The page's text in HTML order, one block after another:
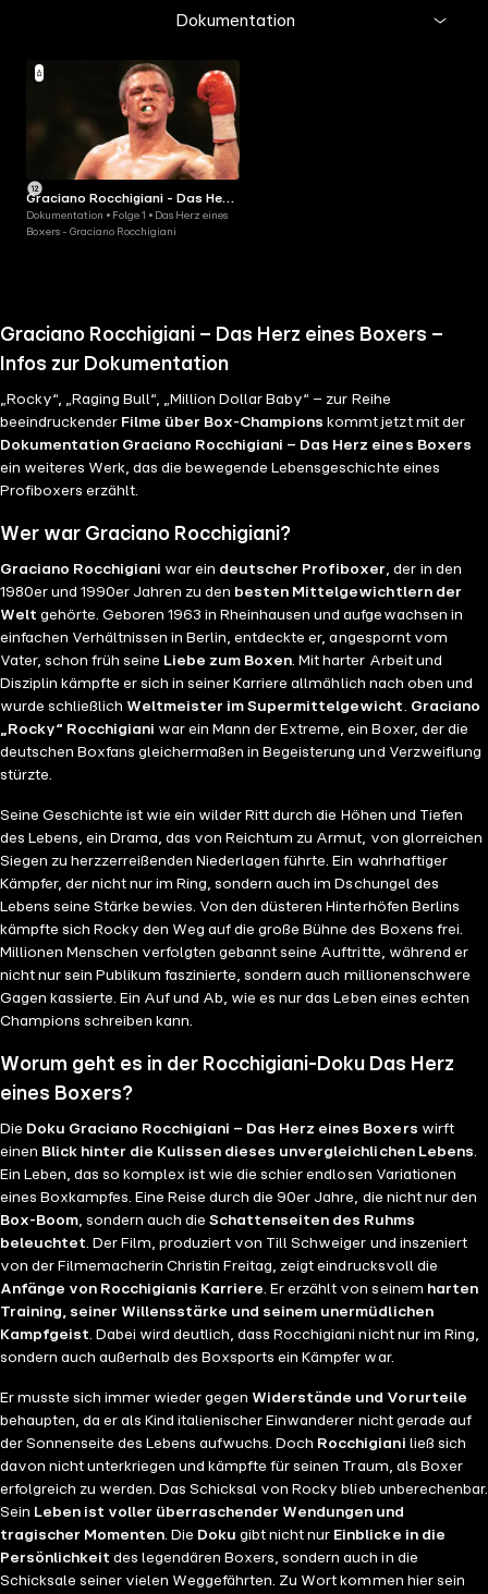
Dokumentation
Graciano Rocchigiani - Das Herz
eines Boxers
Dokumentation • Folge 1 • Das Herz eines
Boxers - Graciano Rocchigiani
Graciano Rocchigiani – Das Herz eines Boxers –
Infos zur Dokumentation
„Rocky“, „Raging Bull“, „Million Dollar Baby“ – zur Reihe
beeindruckender Filme über Box-Champions kommt jetzt mit der
Dokumentation Graciano Rocchigiani – Das Herz eines Boxers
ein weiteres Werk, das die bewegende Lebensgeschichte eines
Profiboxers erzählt.
Wer war Graciano Rocchigiani?
Graciano Rocchigiani war ein deutscher Profiboxer, der in den
1980er und 1990er Jahren zu den besten Mittelgewichtlern der
Welt gehörte. Geboren 1963 in Rheinhausen und aufgewachsen in
einfachen Verhältnissen in Berlin, entdeckte er, angespornt vom
Vater, schon früh seine Liebe zum Boxen. Mit harter Arbeit und
Disziplin kämpfte er sich in seiner Karriere allmählich nach oben und
wurde schließlich Weltmeister im Supermittelgewicht. Graciano
„Rocky“ Rocchigiani war ein Mann der Extreme, ein Boxer, der die
deutschen Boxfans gleichermaßen in Begeisterung und Verzweiflung
stürzte.
Seine Geschichte ist wie ein wilder Ritt durch die Höhen und Tiefen
des Lebens, ein Drama, das von Reichtum zu Armut, von glorreichen
Siegen zu herzzerreißenden Niederlagen führte. Ein wahrhaftiger
Kämpfer, der nicht nur im Ring, sondern auch im Dschungel des
Lebens seine Stärke bewies. Von den düsteren Hinterhöfen Berlins
kämpfte sich Rocky den Weg auf die große Bühne des Boxens frei.
Millionen Menschen verfolgten gebannt seine Auftritte, während er
nicht nur sein Publikum faszinierte, sondern auch millionenschwere
Gagen kassierte. Ein Auf und Ab, wie es nur das Leben eines echten
Champions schreiben kann.
Worum geht es in der Rocchigiani-Doku Das Herz
eines Boxers?
Die Doku Graciano Rocchigiani – Das Herz eines Boxers wirft
einen Blick hinter die Kulissen dieses unvergleichlichen Lebens.
Ein Leben, das so komplex ist wie die schier endlosen Variationen
eines Boxkampfes. Eine Reise durch die 90er Jahre, die nicht nur den
Box-Boom, sondern auch dieSchattenseiten des Ruhms
beleuchtet. Der Film, produziert von Till Schweiger und inszeniert
von der Filmemacherin Christin Freitag, zeigt eindrucksvoll die
Anfänge von Rocchigianis Karriere. Er erzählt von seinem harten
Training, seiner Willensstärke und seinem unermüdlichen
Kampfgeist. Dabei wird deutlich, dass Rocchigiani nicht nur im Ring,
sondern auch außerhalb des Boxsports ein Kämpfer war.
Er musste sich immer wieder gegen Widerstände und Vorurteile
behaupten, da er als Kind italienischer Einwanderer nicht gerade auf
der Sonnenseite des Lebens aufwuchs. Doch Rocchigiani ließ sich
davon nicht unterkriegen und kämpfte für seinen Traum, als Boxer
erfolgreich zu werden. Das Schicksal von Rocky blieb unberechenbar.
Sein Leben ist voller überraschender Wendungen und
tragischer Momenten. Die Doku gibt nicht nur Einblicke in die
Persönlichkeit des legendären Boxers, sondern auch in die
Schicksale seiner vielen Weggefährten. Zu Wort kommen hier sein